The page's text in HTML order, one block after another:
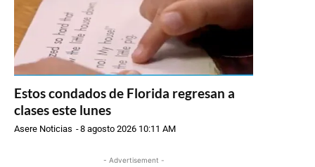
Estos condados de Florida regresan a
clases este lunes
Asere Noticias -8 agosto 2026 10:11 AM
- Advertisement -